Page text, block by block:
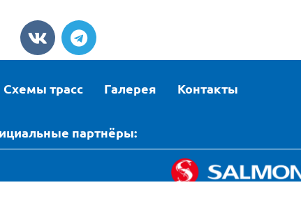
Схемы трасс Галерея Контакты
партнёры: